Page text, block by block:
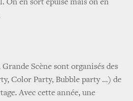
On en sort épuisé mais on en
Scène sont organisés des
Color Party, Bubble party …) de
Avec cette année, une